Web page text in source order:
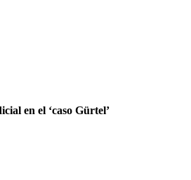
en el ‘caso Gürtel’